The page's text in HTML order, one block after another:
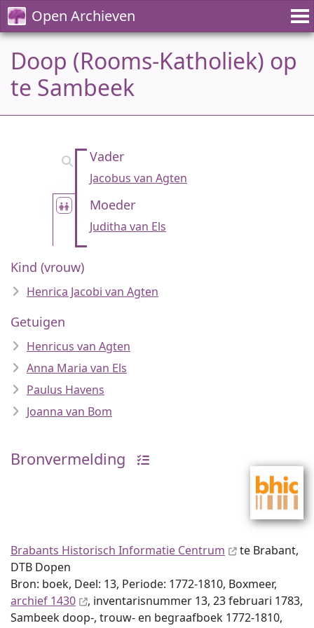
Open Archieven
Doop (Rooms-Katholiek) op
te Sambeek
Vader
Jacobus van Agten
Moeder
Juditha van Els
Kind (vrouw)
Henrica Jacobi van Agten
Getuigen
Henricus van Agten
Anna Maria van Els
Paulus Havens
Joanna van Bom
Bronvermelding
Brabants Historisch Informatie Centrum
te Brabant,
DTB Dopen
Bron: boek, Deel: 13, Periode: 1772-1810, Boxmeer,
archief 1430
, inventaris­num­mer 13, 23 februari 1783,
Sambeek doop-, trouw- en begraafboek 1772-1810,